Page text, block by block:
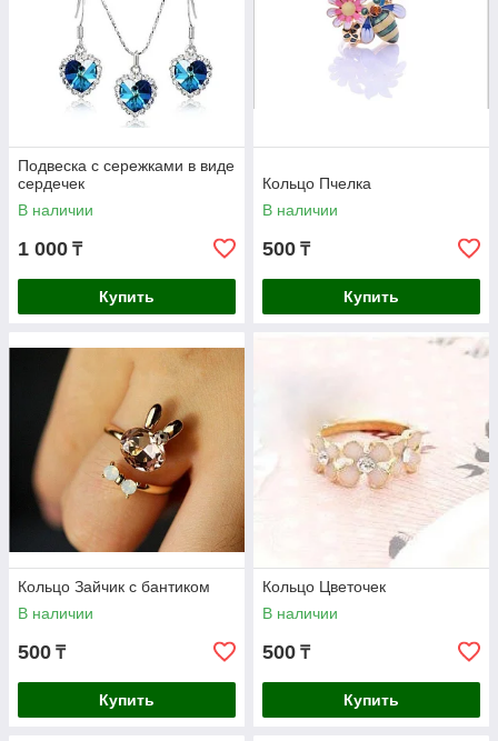
Подвеска с сережками в виде
сердечек
В наличии
1 000 ₸
Купить
Кольцо Пчелка
В наличии
500 ₸
Купить
Кольцо Зайчик с бантиком
В наличии
500 ₸
Купить
Кольцо Цветочек
В наличии
500 ₸
Купить